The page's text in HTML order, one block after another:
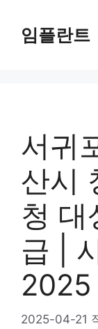
임플란트
서귀
산시
청 대
급 |
2025
2025-04-21